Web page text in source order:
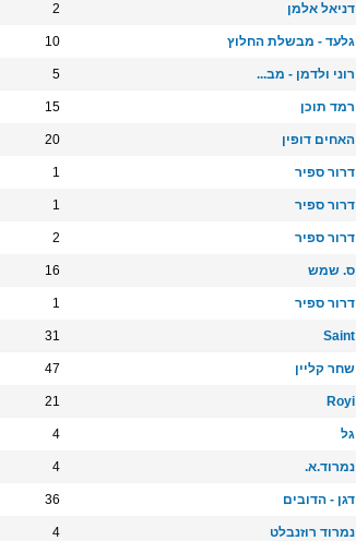
דניאל אלמן 2
גלעד - מבשלת החלוץ 10
רוני ולדמן - מב... 5
רמד תוכן 15
האחים דופין 20
דרור ספיר 1
דרור ספיר 1
דרור ספיר 2
ס. שמש 16
דרור ספיר 1
Saint
31
שחר קליין 47
Royi
21
גל 4
נמרוד.א. 4
דגן - הדובים 36
נמרוד רוזנבלט 4